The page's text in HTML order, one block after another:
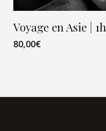
VIEW CARD
Voyage en Asie | 1h
80,00€